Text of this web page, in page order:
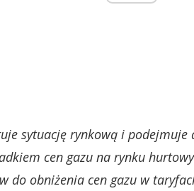
sytuację rynkową i
cen gazu na rynku
do obniżenia cen gazu w